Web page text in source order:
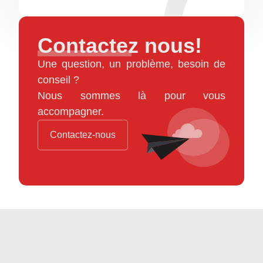
Contactez nous!
Une question, un problème, besoin de
conseil ?
Nous sommes là pour vous
accompagner.
Contactez-nous